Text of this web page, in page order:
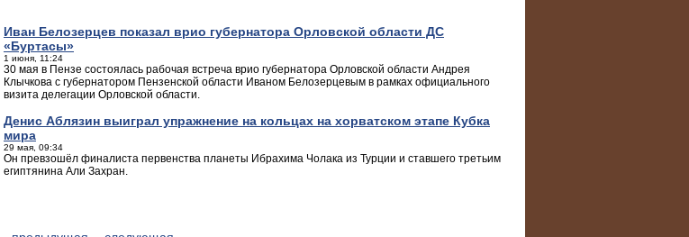
Иван Белозерцев показал врио губернатора Орловской области ДС
«Буртасы»
1 июня, 11:24
30 мая в Пензе состоялась рабочая встреча врио губернатора Орловской области Андрея
Клычкова с губернатором Пензенской области Иваном Белозерцевым в рамках официального
визита делегации Орловской области.
Денис Аблязин выиграл упражнение на кольцах на хорватском этапе Кубка
мира
29 мая, 09:34
Он превзошёл финалиста первенства планеты Ибрахима Чолака из Турции и ставшего третьим
египтянина Али Захран.